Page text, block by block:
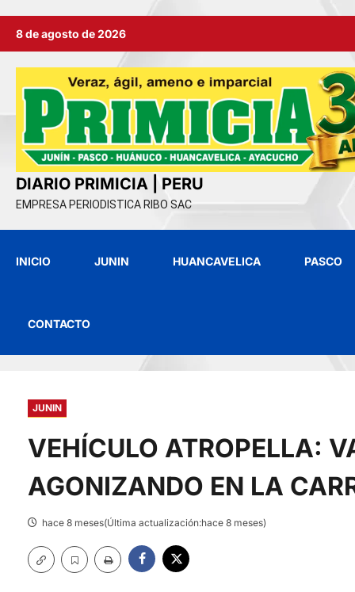
8 de agosto de 2026
DIARIO PRIMICIA | PERU
EMPRESA PERIODISTICA RIBO SAC
INICIO JUNIN HUANCAVELICA PASCO
CONTACTO
JUNIN
VEHÍCULO ATROPELLA:
AGONIZANDO EN LA
hace 8 meses(Última actualización:hace 8 meses)